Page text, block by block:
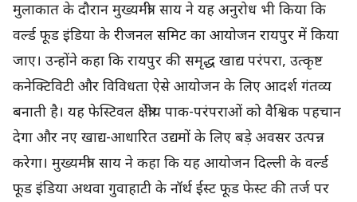
मुलाकात के दौरान मुख्यमंत्री साय ने यह अनुरोध भी किया कि
वर्ल्ड फूड इंडिया के रीजनल समिट का आयोजन रायपुर में किया
जाए। उन्होंने कहा कि रायपुर की समृद्ध खाद्य परंपरा, उत्कृष्ट
कनेक्टिविटी और विविधता ऐसे आयोजन के लिए आदर्श गंतव्य
बनाती है। यह फेस्टिवल क्षेत्रीय पाक-परंपराओं को वैश्विक पहचान
देगा और नए खाद्य-आधारित उद्यमों के लिए बड़े अवसर उत्पन्न
करेगा। मुख्यमंत्री साय ने कहा कि यह आयोजन दिल्ली के वर्ल्ड
फूड इंडिया अथवा गुवाहाटी के नॉर्थ ईस्ट फूड फेस्ट की तर्ज पर